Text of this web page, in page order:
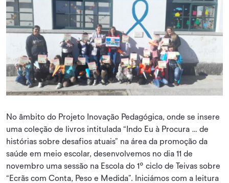
No âmbito do Projeto Inovação Pedagógica, onde se insere
uma coleção de livros intitulada “Indo Eu à Procura … de
histórias sobre desafios atuais” na área da promoção da
saúde em meio escolar, desenvolvemos no dia 11 de
novembro uma sessão na Escola do 1º ciclo de Teivas sobre
“Ecrãs com Conta, Peso e Medida”. Iniciámos com a leitura